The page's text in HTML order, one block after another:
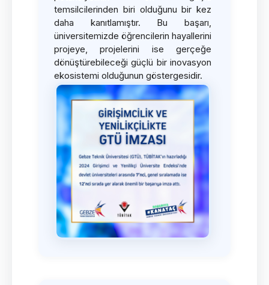
temsilcilerinden biri olduğunu bir kez
daha kanıtlamıştır. Bu başarı,
üniversitemizde öğrencilerin hayallerini
projeye, projelerini ise gerçeğe
dönüştürebileceği güçlü bir inovasyon
ekosistemi olduğunun göstergesidir.